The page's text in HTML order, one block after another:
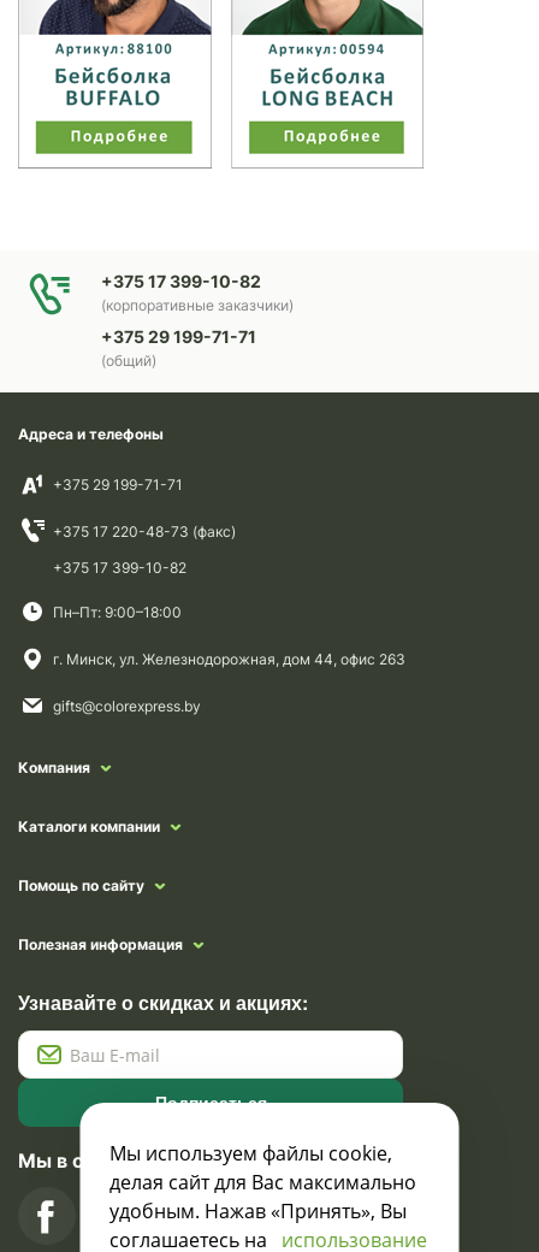
+375 17 399-10-82
(корпоративные заказчики)
+375 29 199-71-71
(общий)
Адреса и телефоны
+375 29 199-71-71
+375 17 220-48-73 (факс)
+375 17 399-10-82
Пн–Пт: 9:00–18:00
г. Минск, ул. Железнодорожная, дом 44, офис 263
gifts@colorexpress.by
Компания
Каталоги компании
Помощь по сайту
Полезная информация
Узнавайте о скидках и акциях:
Подписаться
Мы в социальных сетях
Мы используем файлы cookie,
делая сайт для Вас максимально
удобным. Нажав «Принять», Вы
соглашаетесь на использование